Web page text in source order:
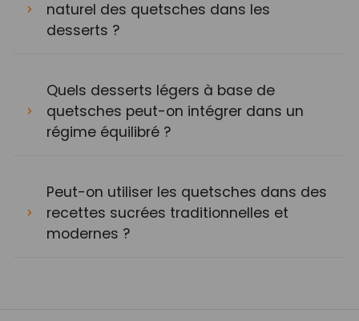
naturel des quetsches dans les
desserts ?
Quels desserts légers à base de
quetsches peut-on intégrer dans un
régime équilibré ?
Peut-on utiliser les quetsches dans des
recettes sucrées traditionnelles et
modernes ?